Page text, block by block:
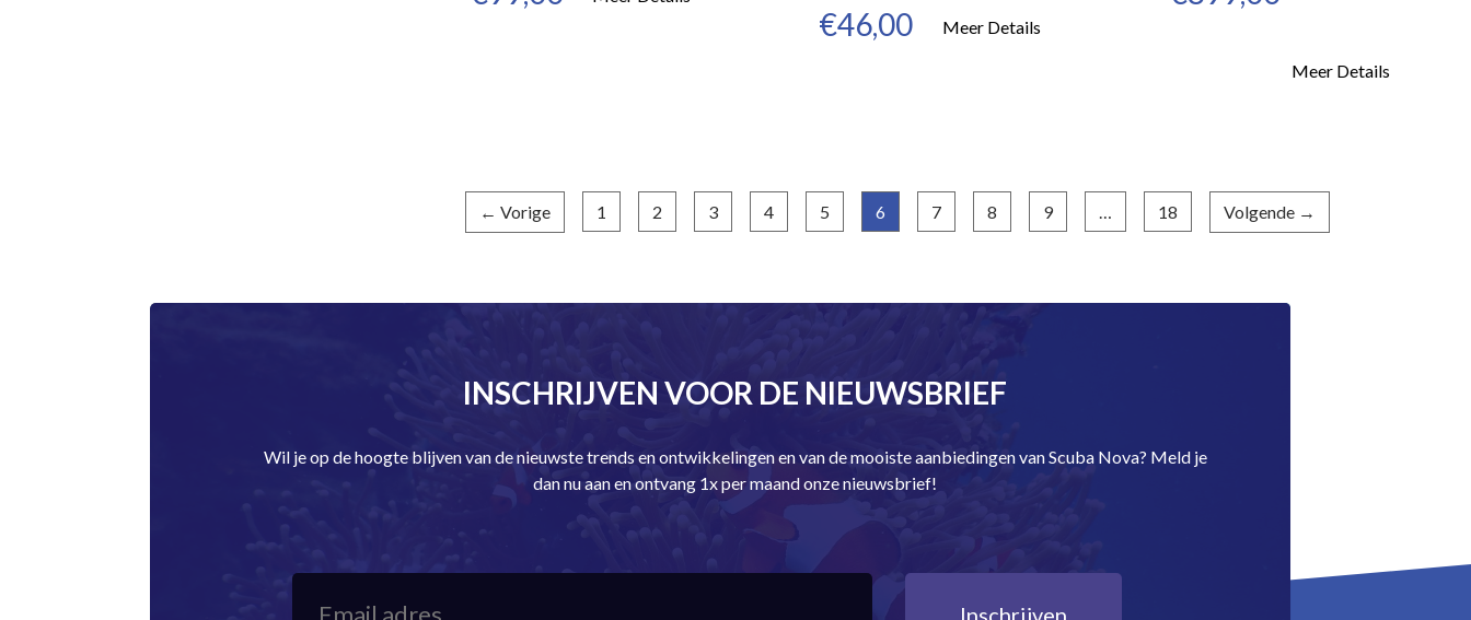
€46,00 Meer Details
Meer Details
← Vorige 1 2 3 4 5
6
7 8 9 … 18 Volgende →
INSCHRIJVEN VOOR DE NIEUWSBRIEF
Wil je op de hoogte blijven van de nieuwste trends en ontwikkelingen en van de mooiste aanbiedingen van Scuba Nova? Meld je
dan nu aan en ontvang 1x per maand onze nieuwsbrief!